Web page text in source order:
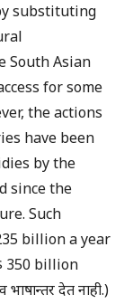
substituting
South Asian
for some
the actions
have been
by the
since the
Such
billion a year
350 billion
देत नाही.)